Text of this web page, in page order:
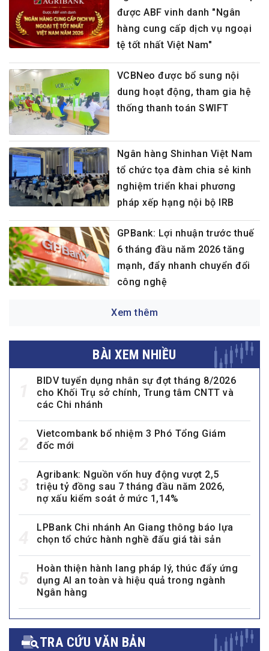
được ABF vinh danh "Ngân
hàng cung cấp dịch vụ ngoại
tệ tốt nhất Việt Nam"
VCBNeo được bổ sung nội
dung hoạt động, tham gia hệ
thống thanh toán SWIFT
Ngân hàng Shinhan Việt Nam
tổ chức tọa đàm chia sẻ kinh
nghiệm triển khai phương
pháp xếp hạng nội bộ IRB
GPBank: Lợi nhuận trước thuế
6 tháng đầu năm 2026 tăng
mạnh, đẩy nhanh chuyển đổi
công nghệ
Xem thêm
BÀI XEM NHIỀU
BIDV tuyển dụng nhân sự đợt tháng 8/2026
cho Khối Trụ sở chính, Trung tâm CNTT và
các Chi nhánh
Vietcombank bổ nhiệm 3 Phó Tổng Giám
đốc mới
Agribank: Nguồn vốn huy động vượt 2,5
triệu tỷ đồng sau 7 tháng đầu năm 2026,
nợ xấu kiểm soát ở mức 1,14%
LPBank Chi nhánh An Giang thông báo lựa
chọn tổ chức hành nghề đấu giá tài sản
Hoàn thiện hành lang pháp lý, thúc đẩy ứng
dụng AI an toàn và hiệu quả trong ngành
Ngân hàng
TRA CỨU VĂN BẢN